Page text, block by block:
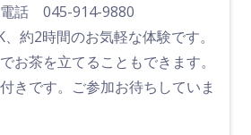
電話 045-914-9880
約2時間のお気軽な体験です。
お茶を立てることもできます。
きです。ご参加お待ちしていま